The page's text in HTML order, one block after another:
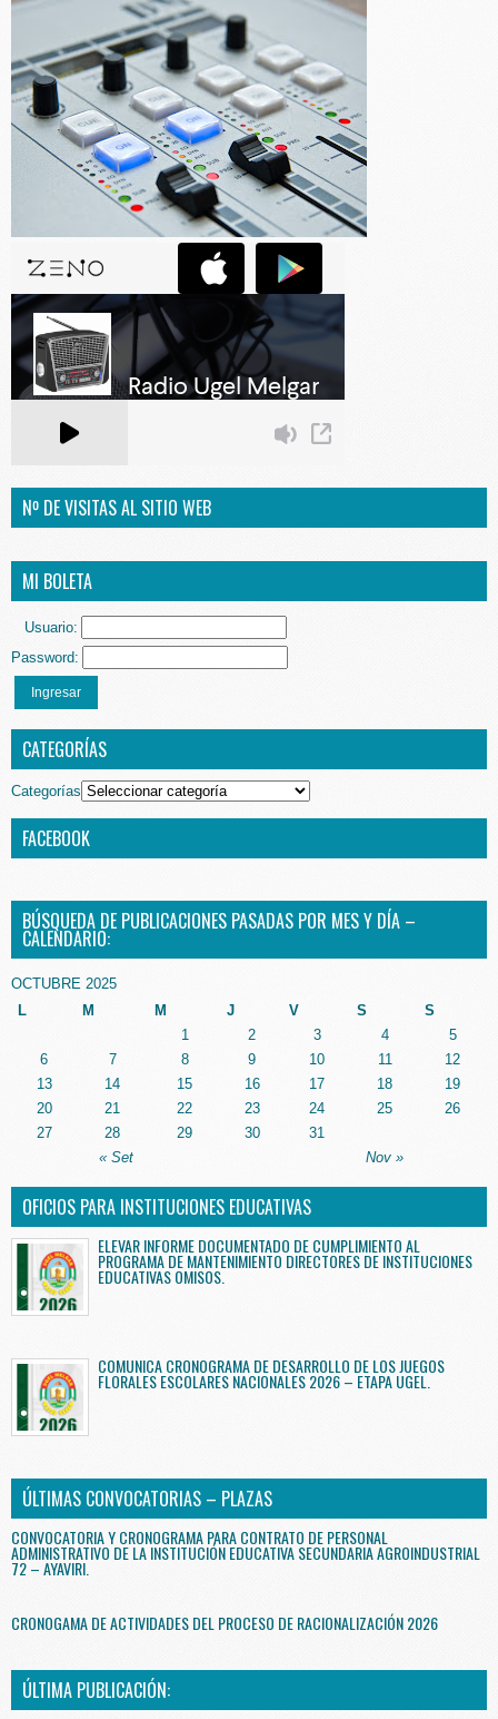
Nº DE VISITAS AL SITIO WEB
MI BOLETA
Usuario:
Password:
Ingresar
CATEGORÍAS
Categorías
FACEBOOK
BÚSQUEDA DE PUBLICACIONES PASADAS POR MES Y DÍA –
CALENDARIO:
OCTUBRE 2025
L
M M J V S S
« Set Nov »
1 2 3 4
5
6
7 8 9 10 11
12
13
14 15 16 17 18
19
20
21 22 23 24 25
26
27
28 29 30 31
OFICIOS PARA INSTITUCIONES EDUCATIVAS
ELEVAR INFORME DOCUMENTADO DE CUMPLIMIENTO AL
PROGRAMA DE MANTENIMIENTO DIRECTORES DE INSTITUCIONES
EDUCATIVAS OMISOS.
COMUNICA CRONOGRAMA DE DESARROLLO DE LOS JUEGOS
FLORALES ESCOLARES NACIONALES 2026 – ETAPA UGEL.
ÚLTIMAS CONVOCATORIAS – PLAZAS
CONVOCATORIA Y CRONOGRAMA PARA CONTRATO DE PERSONAL
ADMINISTRATIVO DE LA INSTITUCIÓN EDUCATIVA SECUNDARIA AGROINDUSTRIAL
72 – AYAVIRI.
CRONOGAMA DE ACTIVIDADES DEL PROCESO DE RACIONALIZACIÓN 2026
ÚLTIMA PUBLICACIÓN: